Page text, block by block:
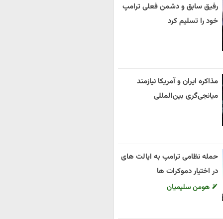
رفیق سابق و دشمن فعلی ترامپ
خود را تسلیم کرد
مذاکره ایران و آمریکا نیازمند
میانجی‌گری بین‌المللی
حمله نظامی ترامپ به ایالت های
در اختیار دموکرات ها
هومن سلیمیان